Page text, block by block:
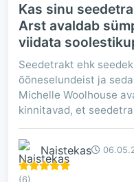
Kas sinu
Arst avaldab
viidata
Seedetrakt ehk
õõneselundeist ja
Michelle Woolhouse
kinnitavad, et
Naistekas
(6)